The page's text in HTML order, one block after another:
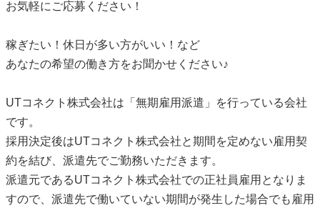
お気軽にご応募ください！
稼ぎたい！休日が多い方がいい！など
あなたの希望の働き方をお聞かせください♪
UTコネクト株式会社は「無期雇用派遣」を行っている会社
です。
採用決定後はUTコネクト株式会社と期間を定めない雇用契
約を結び、派遣先でご勤務いただきます。
派遣元であるUTコネクト株式会社での正社員雇用となりま
すので、派遣先で働いていない期間が発生した場合でも雇用